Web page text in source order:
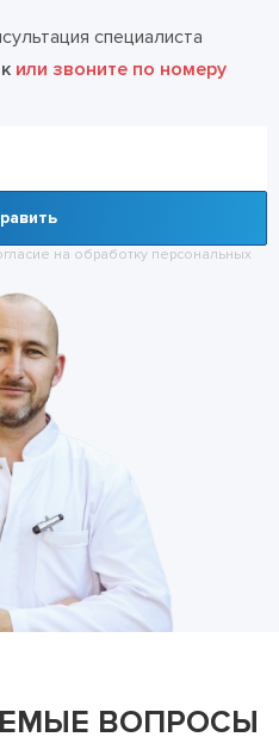
специалиста
или звоните по номеру
на обработку персональных
ВОПРОСЫ